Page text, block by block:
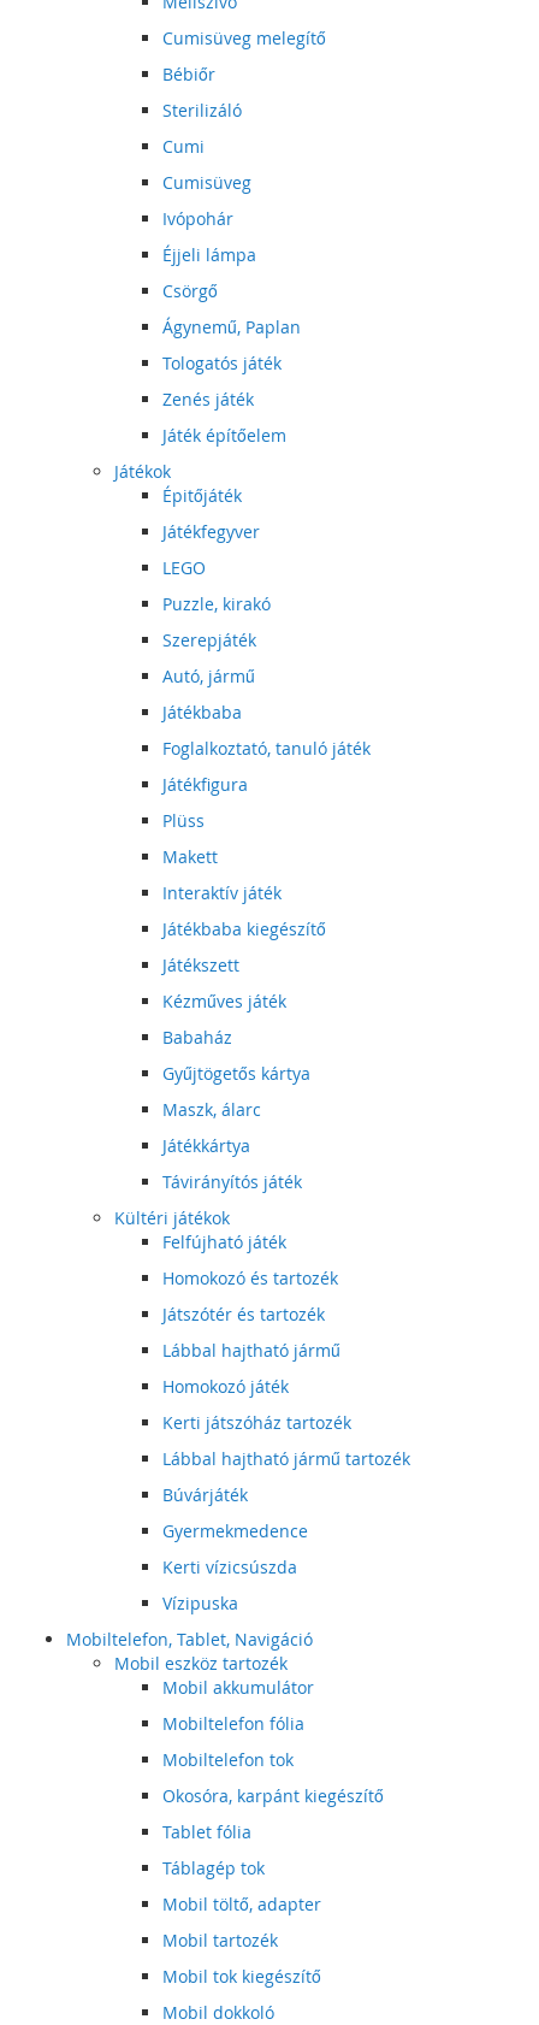
Cumisüveg melegítő
Bébiőr
Sterilizáló
Cumi
Cumisüveg
Ivópohár
Éjjeli lámpa
Csörgő
Ágynemű, Paplan
Tologatós játék
Zenés játék
Játék építőelem
Játékok
Épitőjáték
Játékfegyver
LEGO
Puzzle, kirakó
Szerepjáték
Autó, jármű
Játékbaba
Foglalkoztató, tanuló játék
Játékfigura
Plüss
Makett
Interaktív játék
Játékbaba kiegészítő
Játékszett
Kézműves játék
Babaház
Gyűjtögetős kártya
Maszk, álarc
Játékkártya
Távirányítós játék
Kültéri játékok
Felfújható játék
Homokozó és tartozék
Játszótér és tartozék
Lábbal hajtható jármű
Homokozó játék
Kerti játszóház tartozék
Lábbal hajtható jármű tartozék
Búvárjáték
Gyermekmedence
Kerti vízicsúszda
Vízipuska
Mobiltelefon, Tablet, Navigáció
Mobil eszköz tartozék
Mobil akkumulátor
Mobiltelefon fólia
Mobiltelefon tok
Okosóra, karpánt kiegészítő
Tablet fólia
Táblagép tok
Mobil töltő, adapter
Mobil tartozék
Mobil tok kiegészítő
Mobil dokkoló